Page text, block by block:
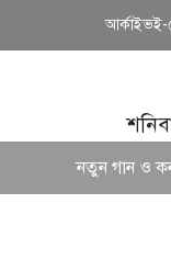
আর্কাইভই-
নতুন গান ও কনসার্টে ব্যস্ত